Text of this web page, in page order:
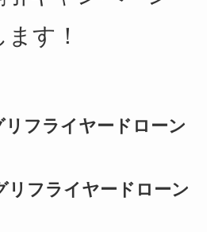
す！
リフライヤードローン
リフライヤードローン